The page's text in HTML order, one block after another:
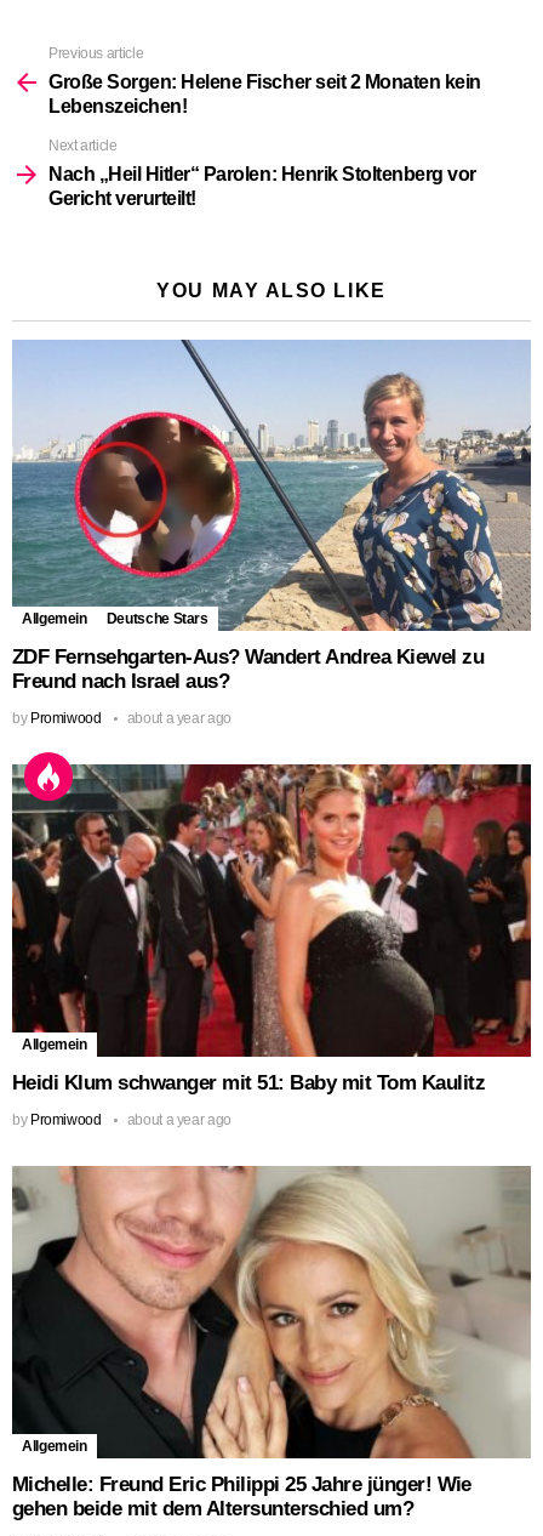
more
Previous article
Große Sorgen: Helene Fischer seit 2 Monaten kein
Lebenszeichen!
Next article
Nach „Heil Hitler“ Parolen: Henrik Stoltenberg vor
Gericht verurteilt!
YOU MAY ALSO LIKE
Allgemein Deutsche Stars
ZDF Fernsehgarten-Aus? Wandert Andrea Kiewel zu
Freund nach Israel aus?
by Promiwood about a year ago
Allgemein
Heidi Klum schwanger mit 51: Baby mit Tom Kaulitz
by Promiwood about a year ago
Allgemein
Michelle: Freund Eric Philippi 25 Jahre jünger! Wie
gehen beide mit dem Altersunterschied um?